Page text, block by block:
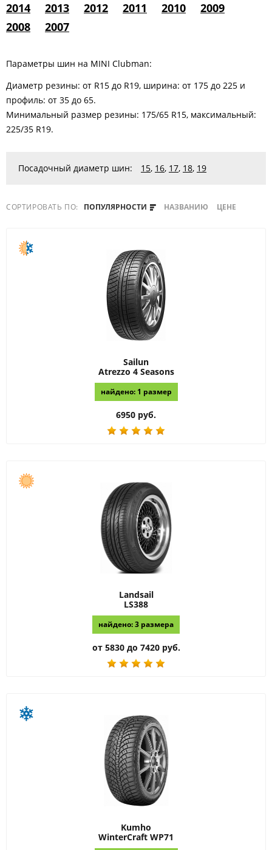
2014 2013 2012 2011 2010
2009
2008
2007
Параметры шин на MINI Clubman:
Диаметр резины: от R15 до R19, ширина: от 175 до 225 и
профиль: от 35 до 65.
Минимальный размер резины: 175/65 R15, максимальный:
225/35 R19.
Посадочный диаметр шин: 15, 16, 17, 18, 19
СОРТИРОВАТЬ ПО: ПОПУЛЯРНОСТИ НАЗВАНИЮ ЦЕНЕ
Sailun
Atrezzo 4 Seasons
найдено: 1 размер
6950 руб.
Landsail
LS388
найдено: 3 размера
от 5830 до 7420 руб.
Kumho
WinterCraft WP71